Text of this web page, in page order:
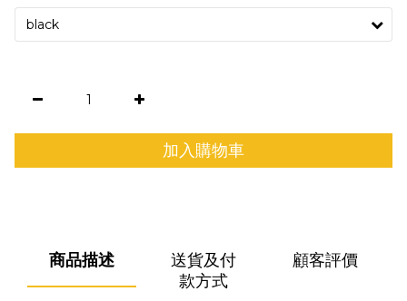
加入購物車
商品描述
送貨及付
款方式
顧客評價